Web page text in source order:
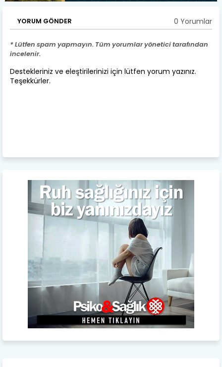
YORUM GÖNDER 0 Yorumlar
* Lütfen spam yapmayın. Tüm yorumlar yönetici tarafından
incelenir.
Destekleriniz ve eleştirilerinizi için lütfen yorum yazınız.
Teşekkürler.